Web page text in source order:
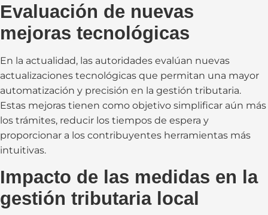
Evaluación de nuevas
mejoras tecnológicas
En la actualidad, las autoridades evalúan nuevas
actualizaciones tecnológicas que permitan una mayor
automatización y precisión en la gestión tributaria.
Estas mejoras tienen como objetivo simplificar aún más
los trámites, reducir los tiempos de espera y
proporcionar a los contribuyentes herramientas más
intuitivas.
Impacto de las medidas en la
gestión tributaria local